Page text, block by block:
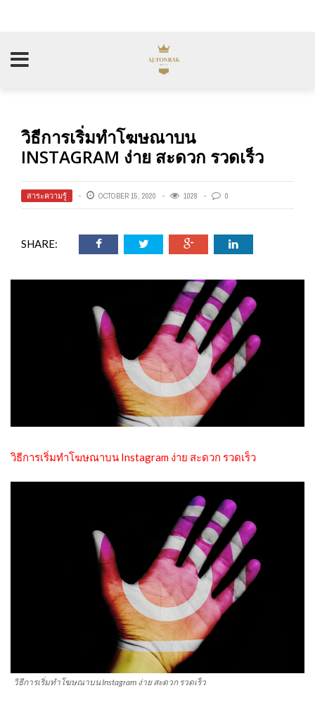
วิธีการเริ่มทำโฆษณาบน
INSTAGRAM ง่าย สะดวก รวดเร็ว
สาระความรู้ OCTOBER 15, 2020 1028 0
SHARE:
วิธีการเริ่มทำโฆษณาบน Instagram ง่าย สะดวก รวดเร็ว
วิธีการเริ่มทำโฆษณาบน Instagram ง่าย สะดวก รวดเร็ว